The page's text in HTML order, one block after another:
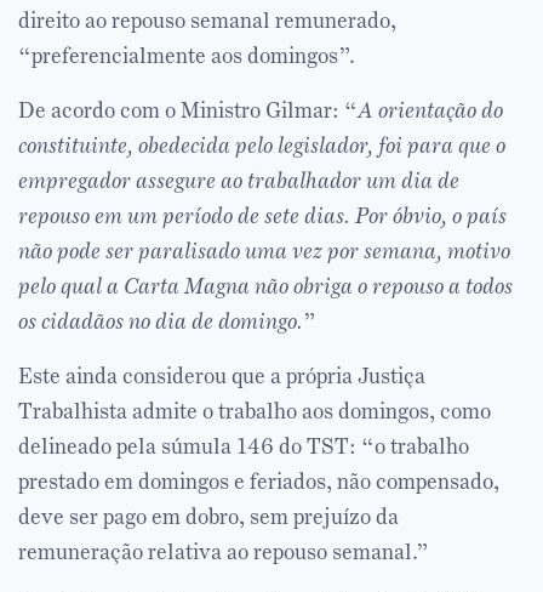
direito ao repouso semanal remunerado,
“preferencialmente aos domingos”.
De acordo com o Ministro Gilmar: “A orientação do
constituinte, obedecida pelo legislador, foi para que o
empregador assegure ao trabalhador um dia de
repouso em um período de sete dias. Por óbvio, o país
não pode ser paralisado uma vez por semana, motivo
pelo qual a Carta Magna não obriga o repouso a todos
os cidadãos no dia de domingo.”
Este ainda considerou que a própria Justiça
Trabalhista admite o trabalho aos domingos, como
delineado pela súmula 146 do TST: “o trabalho
prestado em domingos e feriados, não compensado,
deve ser pago em dobro, sem prejuízo da
remuneração relativa ao repouso semanal.”